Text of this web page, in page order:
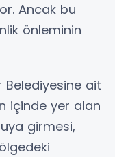
Ancak bu
önleminin
Belediyesine ait
içinde yer alan
girmesi,